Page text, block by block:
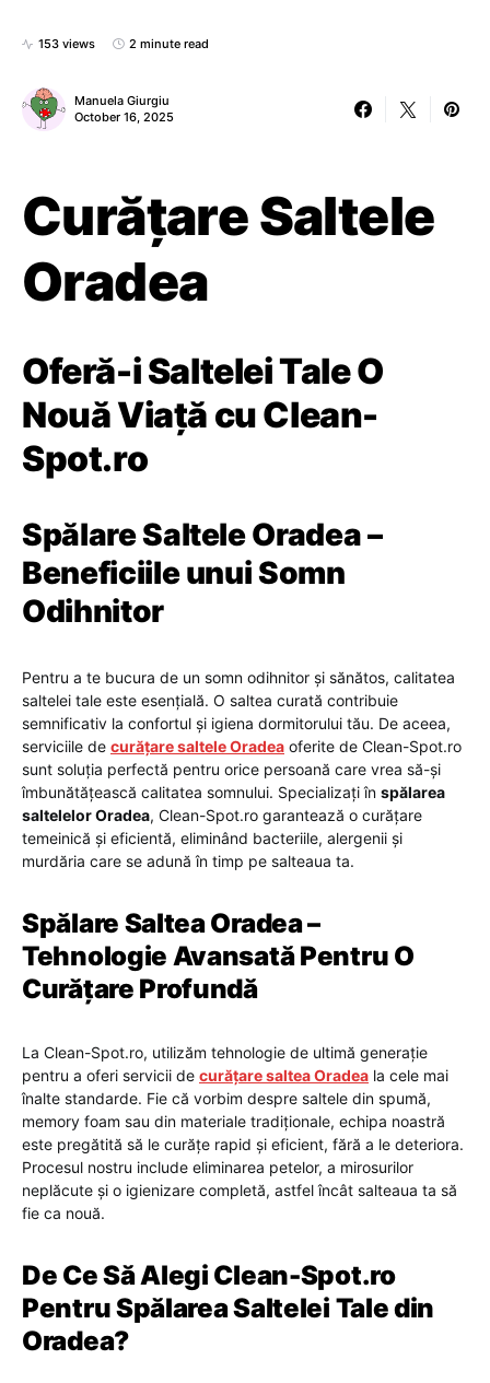
153 views 2 minute read
Manuela Giurgiu
October 16, 2025
Curățare Saltele
Oradea
Oferă-i Saltelei Tale O
Nouă Viață cu Clean-
Spot.ro
Spălare Saltele Oradea –
Beneficiile unui Somn
Odihnitor
Pentru a te bucura de un somn odihnitor și sănătos, calitatea
saltelei tale este esențială. O saltea curată contribuie
semnificativ la confortul și igiena dormitorului tău. De aceea,
serviciile de curățare saltele Oradea oferite de Clean-Spot.ro
sunt soluția perfectă pentru orice persoană care vrea să-și
îmbunătățească calitatea somnului. Specializați în spălarea
saltelelor Oradea, Clean-Spot.ro garantează o curățare
temeinică și eficientă, eliminând bacteriile, alergenii și
murdăria care se adună în timp pe salteaua ta.
Spălare Saltea Oradea –
Tehnologie Avansată Pentru O
Curățare Profundă
La Clean-Spot.ro, utilizăm tehnologie de ultimă generație
pentru a oferi servicii de curățare saltea Oradea la cele mai
înalte standarde. Fie că vorbim despre saltele din spumă,
memory foam sau din materiale tradiționale, echipa noastră
este pregătită să le curățe rapid și eficient, fără a le deteriora.
Procesul nostru include eliminarea petelor, a mirosurilor
neplăcute și o igienizare completă, astfel încât salteaua ta să
fie ca nouă.
De Ce Să Alegi Clean-Spot.ro
Pentru Spălarea Saltelei Tale din
Oradea?